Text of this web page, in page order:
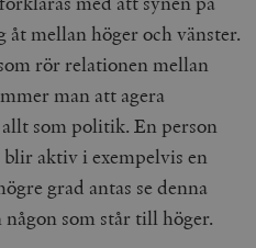
mellan höger och vänster.
rör relationen mellan
man att agera
som politik. En person
aktiv i exempelvis en
grad antas se denna
som står till höger.